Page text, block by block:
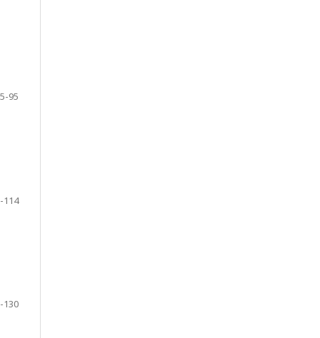
95
114
130